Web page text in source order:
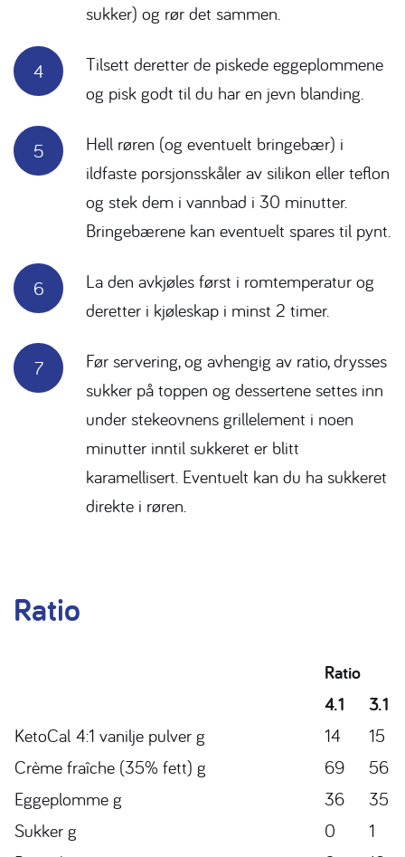
sukker) og rør det sammen.
Tilsett deretter de piskede eggeplommene
og pisk godt til du har en jevn blanding.
Hell røren (og eventuelt bringebær) i
ildfaste porsjonsskåler av silikon eller teflon
og stek dem i vannbad i 30 minutter.
Bringebærene kan eventuelt spares til pynt.
La den avkjøles først i romtemperatur og
deretter i kjøleskap i minst 2 timer.
Før servering, og avhengig av ratio, drysses
sukker på toppen og dessertene settes inn
under stekeovnens grillelement i noen
minutter inntil sukkeret er blitt
karamellisert. Eventuelt kan du ha sukkeret
direkte i røren.
Ratio
Ratio
4.1
3.1
KetoCal 4:1 vanilje pulver g 14
15
Crème fraîche (35% fett) g 69
56
Eggeplomme g
36
35
Sukker g
0
1